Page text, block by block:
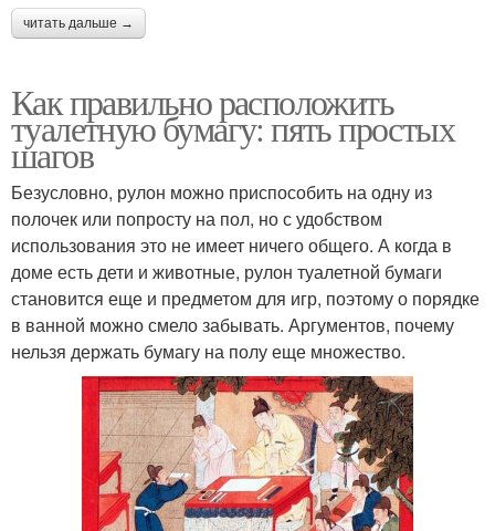
читать дальше →
Как правильно расположить
туалетную бумагу: пять простых
шагов
Безусловно, рулон можно приспособить на одну из
полочек или попросту на пол, но с удобством
использования это не имеет ничего общего. А когда в
доме есть дети и животные, рулон туалетной бумаги
становится еще и предметом для игр, поэтому о порядке
в ванной можно смело забывать. Аргументов, почему
нельзя держать бумагу на полу еще множество.